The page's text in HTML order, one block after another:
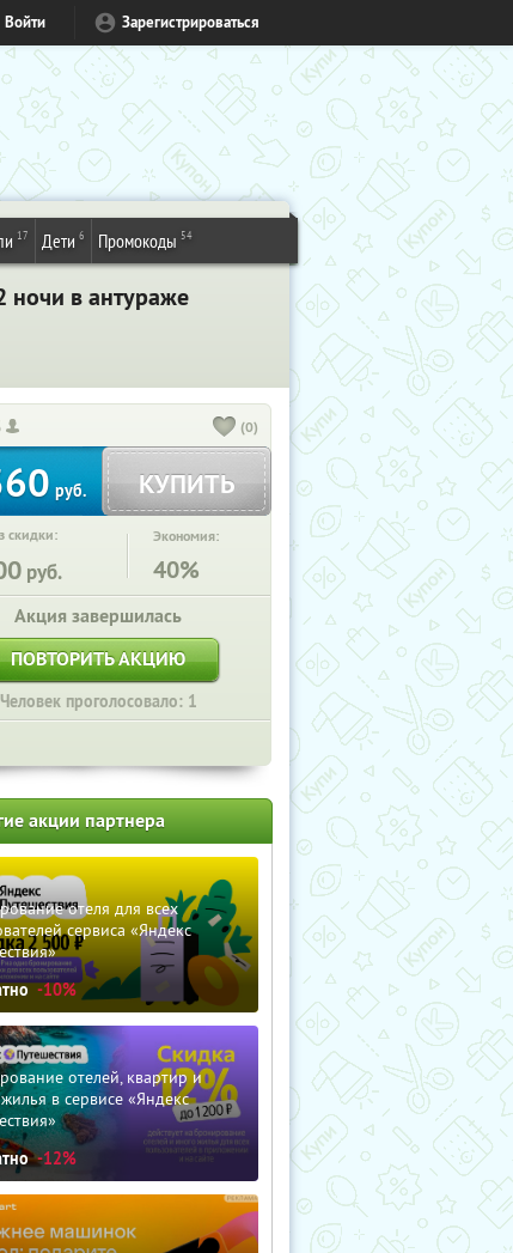
Войти Зарегистрироваться
17 Дети 6 Промокоды 54
ночи в антураже
(0)
руб. КУПИТЬ
скидки:
руб.
Экономия:
40%
Акция завершилась
ПОВТОРИТЬ АКЦИЮ
Человек проголосовало: 1
акции партнера
отеля для всех
сервиса «Яндекс
-10%
отелей, квартир и
в сервисе «Яндекс
-12%